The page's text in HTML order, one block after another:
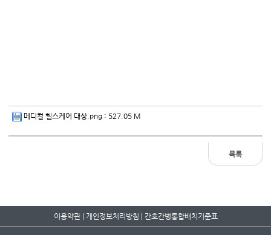
메디컬 헬스케어 대상.png : 527.05 M
목록
이용약관| 개인정보처리방침 간호간병통합배치기준표